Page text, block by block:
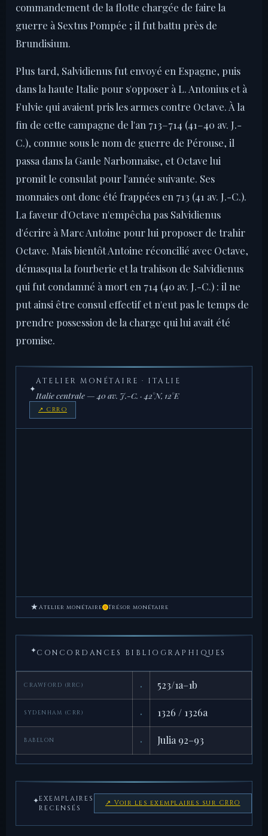
commandement de la flotte chargée de faire la
guerre à Sextus Pompée ; il fut battu près de
Brundisium.
Plus tard, Salvidienus fut envoyé en Espagne, puis
dans la haute Italie pour s'opposer à L. Antonius et à
Fulvie qui avaient pris les armes contre Octave. À la
fin de cette campagne de l'an 713–714 (41–40 av. J.-
C.), connue sous le nom de guerre de Pérouse, il
passa dans la Gaule Narbonnaise, et Octave lui
promit le consulat pour l'année suivante. Ses
monnaies ont donc été frappées en 713 (41 av. J.-C.).
La faveur d'Octave n'empêcha pas Salvidienus
d'écrire à Marc Antoine pour lui proposer de trahir
Octave. Mais bientôt Antoine réconcilié avec Octave,
démasqua la fourberie et la trahison de Salvidienus
qui fut condamné à mort en 714 (40 av. J.-C.) : il ne
put ainsi être consul effectif et n'eut pas le temps de
prendre possession de la charge qui lui avait été
promise.
✦
ATELIER MONÉTAIRE · ITALIE
Italie centrale — 40 av. J.-C. · 42°N, 12°E
↗ CRRO
★ Atelier monétaire Trésor monétaire
✦CONCORDANCES BIBLIOGRAPHIQUES
CRAWFORD (RRC) · 523/1a–1b
SYDENHAM (CRR) · 1326 / 1326a
BABELON · Julia 92–93
✦EXEMPLAIRES
RECENSÉS
↗ Voir les exemplaires sur CRRO